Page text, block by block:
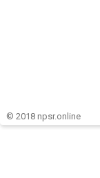
© 2018 npsr.online